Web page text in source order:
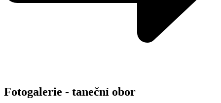
Fotogalerie - taneční obor